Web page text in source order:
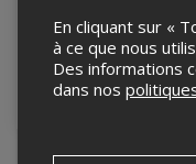
Best of Total
à Québec
9 octobre 2026, 19h30
La Ninkasi Bar & Bistro,
En cliquant sur «
à ce que nous
Des informations
dans nos